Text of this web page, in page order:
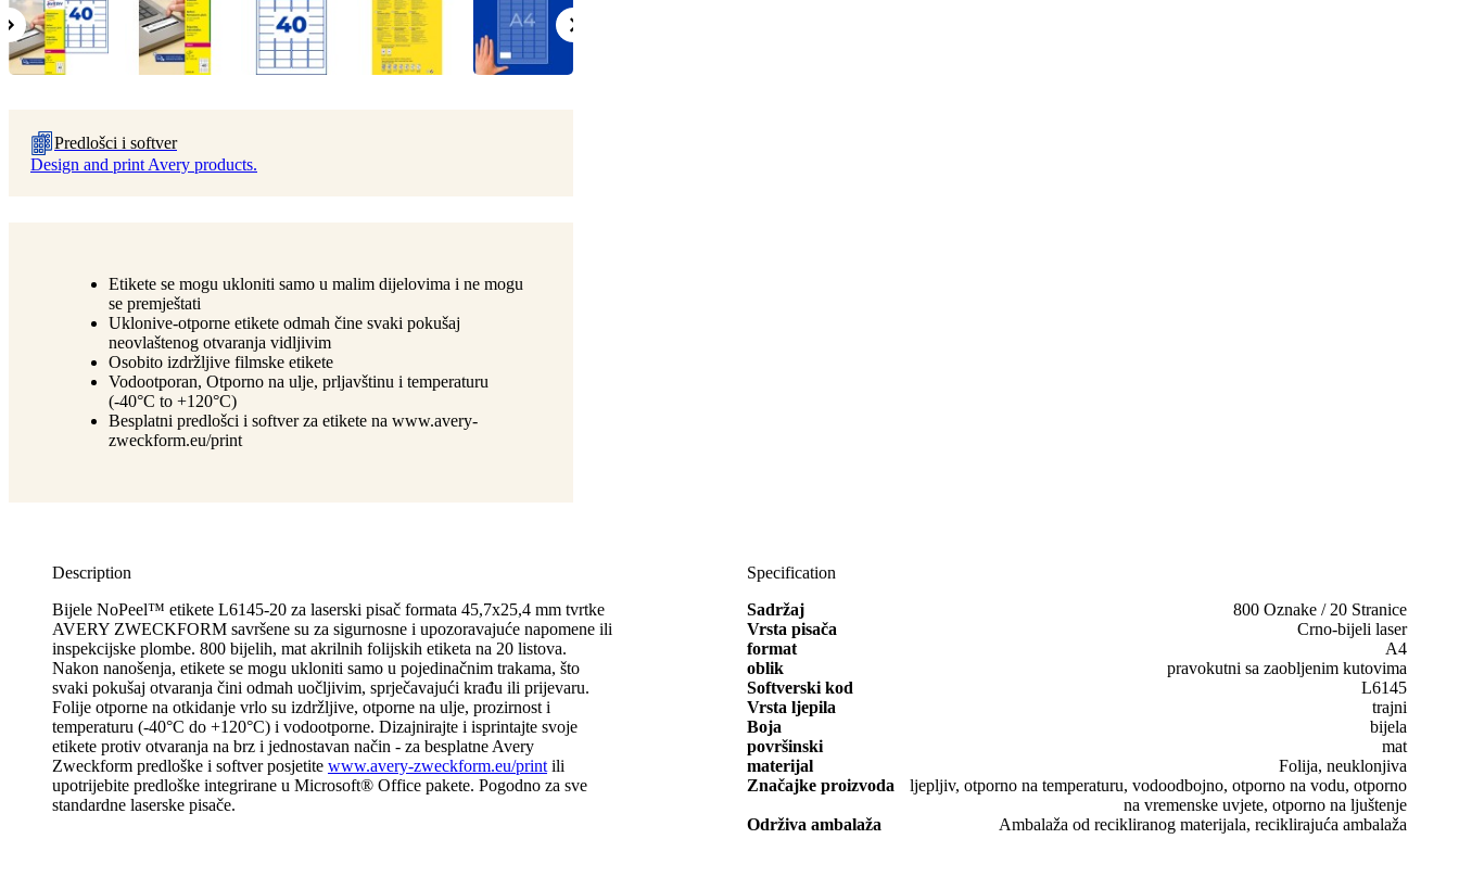
Predlošci i softver
Design and print Avery products.
Etikete se mogu ukloniti samo u malim dijelovima i ne mogu
se premještati
Uklonive-otporne etikete odmah čine svaki pokušaj
neovlaštenog otvaranja vidljivim
Osobito izdržljive filmske etikete
Vodootporan, Otporno na ulje, prljavštinu i temperaturu
(-40°C to +120°C)
Besplatni predlošci i softver za etikete na www.avery-
zweckform.eu/print
Description
Bijele NoPeel™ etikete L6145-20 za laserski pisač formata 45,7x25,4 mm tvrtke
AVERY ZWECKFORM savršene su za sigurnosne i upozoravajuće napomene ili
inspekcijske plombe. 800 bijelih, mat akrilnih folijskih etiketa na 20 listova.
Nakon nanošenja, etikete se mogu ukloniti samo u pojedinačnim trakama, što
svaki pokušaj otvaranja čini odmah uočljivim, sprječavajući krađu ili prijevaru.
Folije otporne na otkidanje vrlo su izdržljive, otporne na ulje, prozirnost i
temperaturu (-40°C do +120°C) i vodootporne. Dizajnirajte i isprintajte svoje
etikete protiv otvaranja na brz i jednostavan način - za besplatne Avery
Zweckform predloške i softver posjetite www.avery-zweckform.eu/print ili
upotrijebite predloške integrirane u Microsoft® Office pakete. Pogodno za sve
standardne laserske pisače.
Specification
Sadržaj
800 Oznake / 20 Stranice
Vrsta pisača
Crno-bijeli laser
format
A4
oblik
pravokutni sa zaobljenim kutovima
Softverski kod
L6145
Vrsta ljepila
trajni
Boja
bijela
površinski
mat
materijal
Folija, neuklonjiva
Značajke proizvoda
ljepljiv, otporno na temperaturu, vodoodbojno, otporno na vodu, otporno
na vremenske uvjete, otporno na ljuštenje
Održiva ambalaža
Ambalaža od recikliranog materijala, reciklirajuća ambalaža